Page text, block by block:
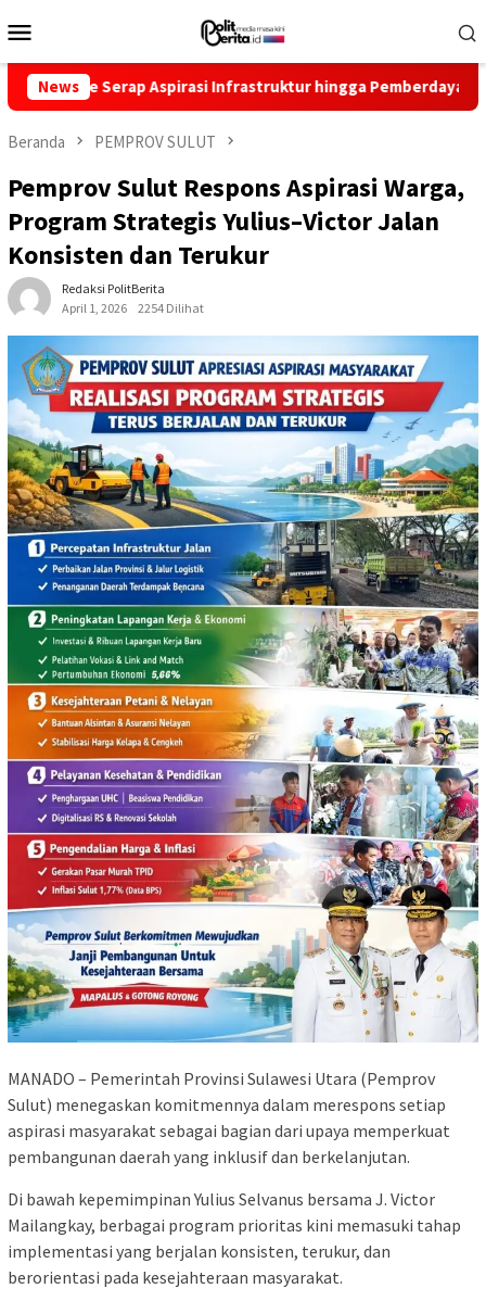
ke
Mobile
News
Aspirasi Infrastruktur hingga Pemberdayaan Ekonomi
Beranda PEMPROV SULUT
Pemprov Sulut Respons Aspirasi Warga,
Program Strategis Yulius–Victor Jalan
Konsisten dan Terukur
Redaksi PolitBerita
April 1, 2026
2254 Dilihat
MANADO – Pemerintah Provinsi Sulawesi Utara (Pemprov
Sulut) menegaskan komitmennya dalam merespons setiap
aspirasi masyarakat sebagai bagian dari upaya memperkuat
pembangunan daerah yang inklusif dan berkelanjutan.
Di bawah kepemimpinan Yulius Selvanus bersama J. Victor
Mailangkay, berbagai program prioritas kini memasuki tahap
implementasi yang berjalan konsisten, terukur, dan
berorientasi pada kesejahteraan masyarakat.